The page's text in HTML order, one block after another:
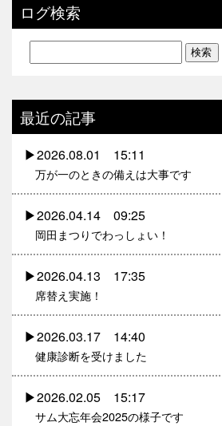
ログ検索
最近の記事
2026.08.01 15:11
万が一のときの備えは大事です
2026.04.14 09:25
岡田まつりでわっしょい！
2026.04.13 17:35
席替え実施！
2026.03.17 14:40
健康診断を受けました
2026.02.05 15:17
サム大忘年会2025の様子です